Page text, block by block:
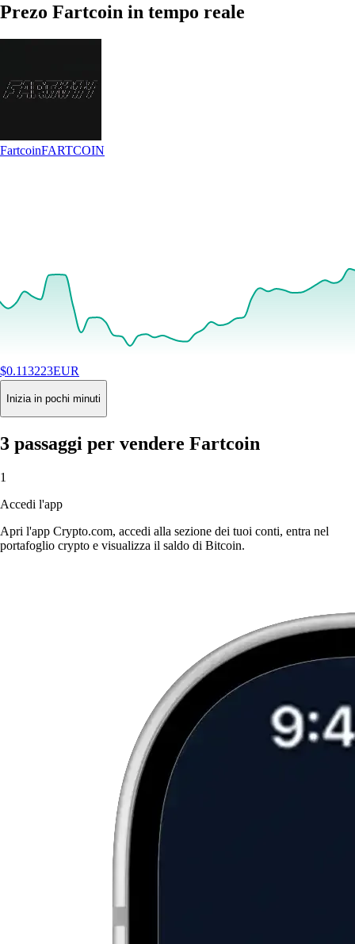
Prezo Fartcoin in tempo reale
FartcoinFARTCOIN
$0.113223EUR
+2.60%24H
Buy
Inizia in pochi minuti
3 passaggi per vendere Fartcoin
1
Accedi l'app
Apri l'app Crypto.com, accedi alla sezione dei tuoi conti, entra nel
portafoglio crypto e visualizza il saldo di Bitcoin.